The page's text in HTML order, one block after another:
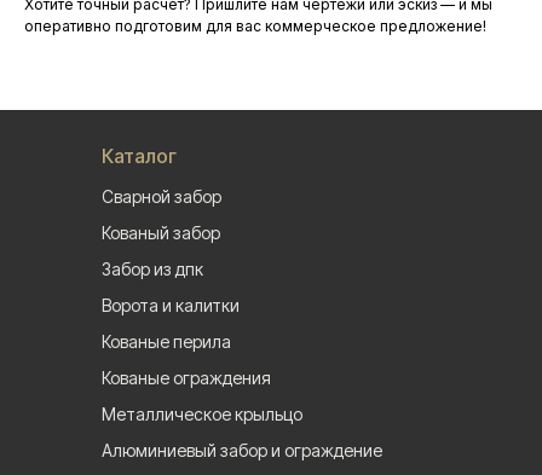
Хотите точный расчет? Пришлите нам чертежи или эскиз — и мы
оперативно подготовим для вас коммерческое предложение!
Каталог
Сварной забор
Кованый забор
Забор из дпк
Ворота и калитки
Металлическое крыльцо
Алюминиевый забор и ограждение
Кованые ограждения
Кованые перила